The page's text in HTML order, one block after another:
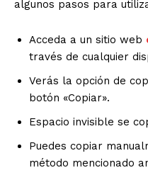
algunos pasos para
Acceda a un sitio web
través de cualquier
Verás la opción de
botón «Copiar».
Espacio invisible se
Puedes copiar
método mencionado